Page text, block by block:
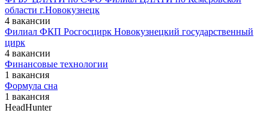
области г.Новокузнецк
4 вакансии
Филиал ФКП Росгосцирк Новокузнецкий государственный
цирк
4 вакансии
Финансовые технологии
1 вакансия
Формула сна
1 вакансия
HeadHunter